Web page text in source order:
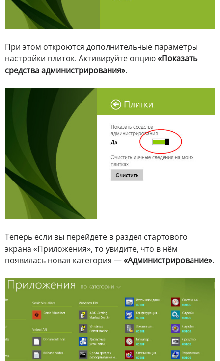
При этом откроются дополнительные параметры
настройки плиток. Активируйте опцию«Показать
средства администрирования».
Теперь если вы перейдете в раздел стартового
экрана «Приложения», то увидите, что в нём
появилась новая категория —«Администрирование».